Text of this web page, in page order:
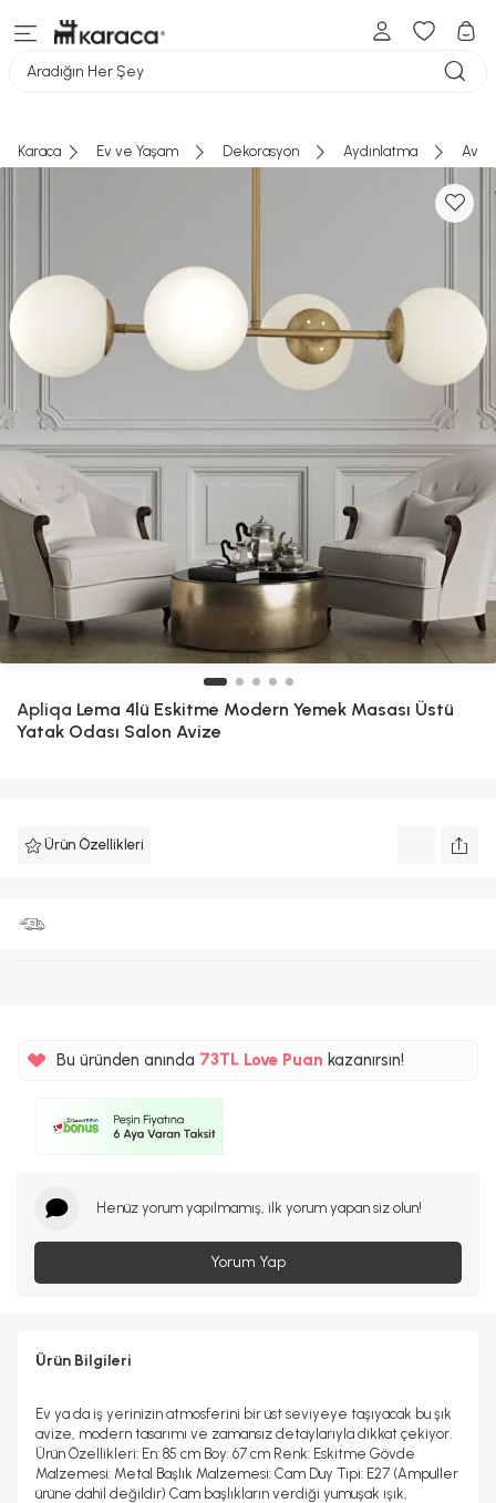
Aradığın Her Şey
Karaca Ev ve Yaşam Dekorasyon Aydınlatma
Apliqa Lema 4lü Eskitme Modern Yemek Masası Üstü
Yatak Odası Salon Avize
Ürün Özellikleri
Bu üründen anında 73TL Love Puan kazanırsın!
Henüz yorum yapılmamış, ilk yorum yapan siz olun!
Yorum Yap
Ürün Bilgileri
Ev ya da iş yerinizin atmosferini bir üst seviyeye taşıyacak bu şık
avize, modern tasarımı ve zamansız detaylarıyla dikkat çekiyor.
Ürün Özellikleri: En: 85 cm Boy: 67 cm Renk: Eskitme Gövde
Malzemesi: Metal Başlık Malzemesi: Cam Duy Tipi: E27 (Ampuller
ürüne dahil değildir) Cam başlıkların verdiği yumuşak ışık,